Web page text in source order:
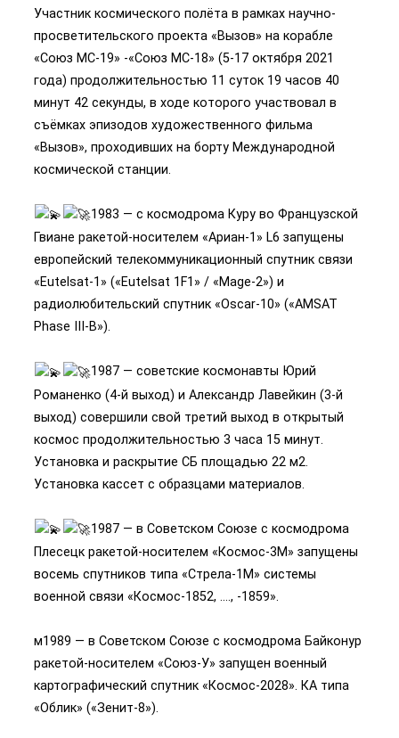
Участник космического полёта в рамках научно-
просветительского проекта «Вызов» на корабле
«Союз МС-19» -«Союз МС-18» (5-17 октября 2021
года) продолжительностью 11 суток 19 часов 40
минут 42 секунды, в ходе которого участвовал в
съёмках эпизодов художественного фильма
«Вызов», проходивших на борту Международной
космической станции.
1983 — с космодрома Куру во Французской
Гвиане ракетой-носителем «Ариан-1» L6 запущены
европейский телекоммуникационный спутник связи
«Eutelsat-1» («Eutelsat 1F1» / «Mage-2») и
радиолюбительский спутник «Oscar-10» («AMSAT
Phase III-B»).
1987 — советские космонавты Юрий
Романенко (4-й выход) и Александр Лавейкин (3-й
выход) совершили свой третий выход в открытый
космос продолжительностью 3 часа 15 минут.
Установка и раскрытие СБ площадью 22 м2.
Установка кассет с образцами материалов.
1987 — в Советском Союзе с космодрома
Плесецк ракетой-носителем «Космос-3М» запущены
восемь спутников типа «Стрела-1М» системы
военной связи «Космос-1852, …., -1859».
м1989 — в Советском Союзе с космодрома Байконур
ракетой-носителем «Союз-У» запущен военный
картографический спутник «Космос-2028». КА типа
«Облик» («Зенит-8»).